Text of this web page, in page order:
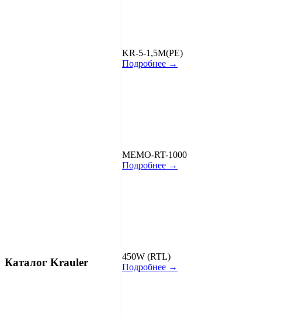
Каталог Krauler
KR-5-1,5M(PE)
Подробнее →
MEMO-RT-1000
Подробнее →
450W (RTL)
Подробнее →